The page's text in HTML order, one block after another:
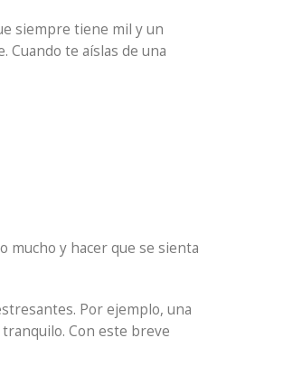
siempre tiene mil y un
Cuando te aíslas de una
mucho y hacer que se sienta
Por ejemplo, una
Con este breve